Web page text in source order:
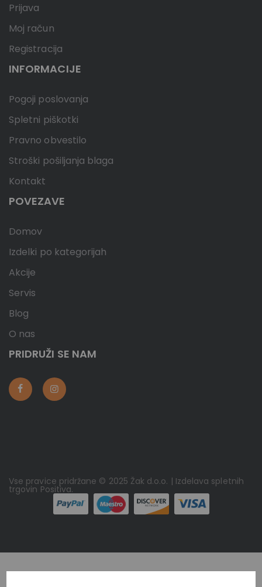
Prijava
Moj račun
Registracija
INFORMACIJE
Pogoji poslovanja
Spletni piškotki
Pravno obvestilo
Stroški pošiljanja blaga
Kontakt
POVEZAVE
Domov
Izdelki po kategorijah
Akcije
Servis
Blog
O nas
PRIDRUŽI SE NAM
Vse pravice pridržane © 2025 Žak d.o.o. | Izdelava spletnih
trgovin Positiva.